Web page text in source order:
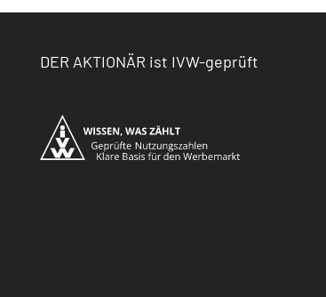
DER AKTIONÄR ist IVW-geprüft